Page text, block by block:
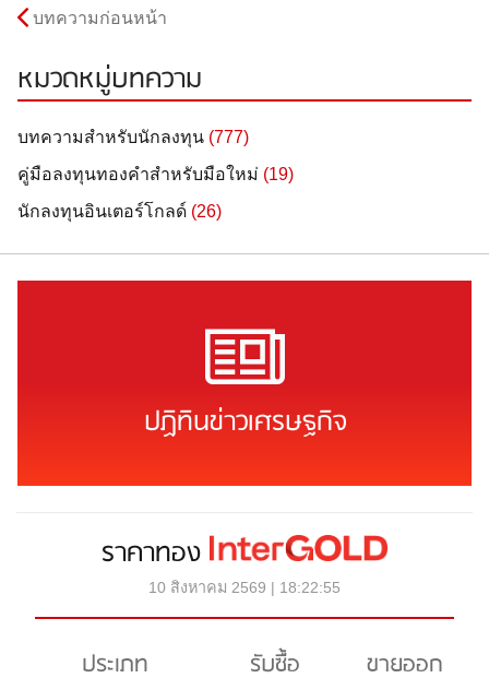
บทความก่อนหน้า
หมวดหมู่บทความ
บทความสำหรับนักลงทุน (777)
คู่มือลงทุนทองคำสำหรับมือใหม่ (19)
นักลงทุนอินเตอร์โกลด์ (26)
ปฏิทินข่าวเศรษฐกิจ
ราคาทอง
10 สิงหาคม 2569 | 18:22:55
ประเภท รับซื้อ
ขายออก